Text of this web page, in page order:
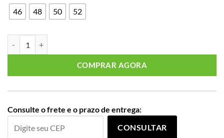
46 48 50 52
COMPRAR AGORA
Consulte o frete e o prazo de entrega:
CONSULTAR